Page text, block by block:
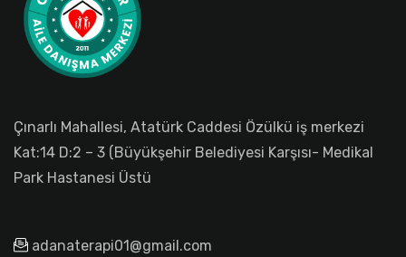
Çınarlı Mahallesi, Atatürk Caddesi Özülkü iş merkezi
Kat:14 D:2 – 3 (Büyükşehir Belediyesi Karşısı- Medikal
Park Hastanesi Üstü
adanaterapi01@gmail.com